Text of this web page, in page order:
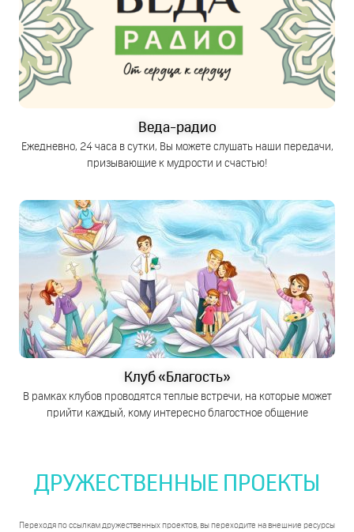
Веда-радио
Ежедневно, 24 часа в сутки, Вы можете слушать наши передачи,
призывающие к мудрости и счастью!
Клуб «Благость»
В рамках клубов проводятся теплые встречи, на которые может
прийти каждый, кому интересно благостное общение
ДРУЖЕСТВЕННЫЕ ПРОЕКТЫ
Переходя по ссылкам дружественных проектов, вы переходите на внешние ресурсы